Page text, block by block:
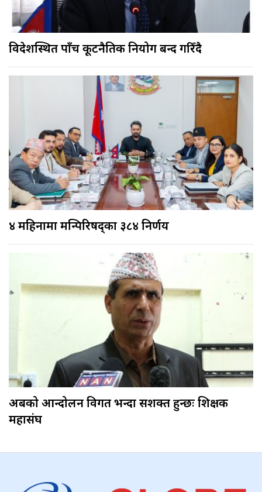
विदेशस्थित पाँच कूटनैतिक नियोग बन्द गरिँदै
४ महिनामा मन्त्रिपरिषद्का ३८४ निर्णय
अबको आन्दोलन विगत भन्दा सशक्त हुन्छः शिक्षक
महासंघ